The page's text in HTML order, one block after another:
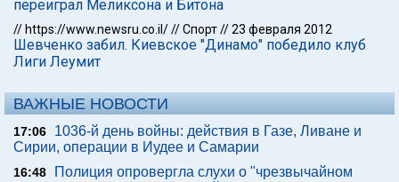
переиграл Меликсона и Битона
// https://www.newsru.co.il///Спорт//23 февраля 2012
Шевченко забил. Киевское "Динамо" победило клуб
Лиги Леумит
ВАЖНЫЕ НОВОСТИ
17:06
1036-й день войны: действия в Газе, Ливане и
Сирии, операции в Иудее и Самарии
16:48
Полиция опровергла слухи о "чрезвычайном